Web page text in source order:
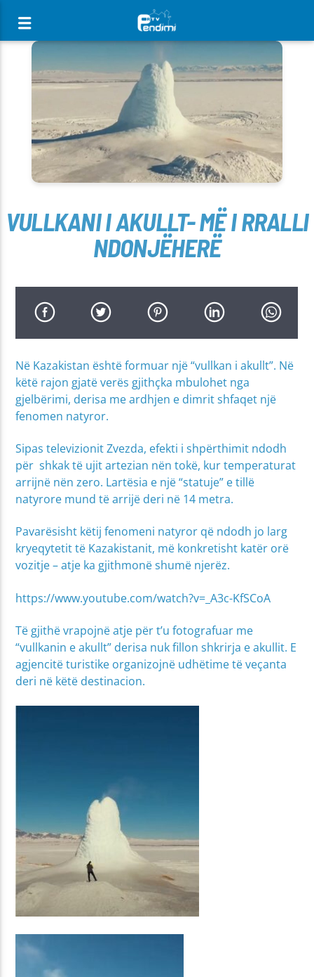
[There are no radio stations in the database]
VULLKANI I AKULLT- MË I RRALLI
NDONJËHERË
Në Kazakistan është formuar një “vullkan i akullt”. Në
këtë rajon gjatë verës gjithçka mbulohet nga
gjelbërimi, derisa me ardhjen e dimrit shfaqet një
fenomen natyror.
Sipas televizionit Zvezda, efekti i shpërthimit ndodh
për shkak të ujit artezian nën tokë, kur temperaturat
arrijnë nën zero. Lartësia e një “statuje” e tillë
natyrore mund të arrijë deri në 14 metra.
Pavarësisht këtij fenomeni natyror që ndodh jo larg
kryeqytetit të Kazakistanit, më konkretisht katër orë
vozitje – atje ka gjithmonë shumë njerëz.
https://www.youtube.com/watch?v=_A3c-KfSCoA
Të gjithë vrapojnë atje për t’u fotografuar me
“vullkanin e akullt” derisa nuk fillon shkrirja e akullit. E
agjencitë turistike organizojnë udhëtime të veçanta
deri në këtë destinacion.